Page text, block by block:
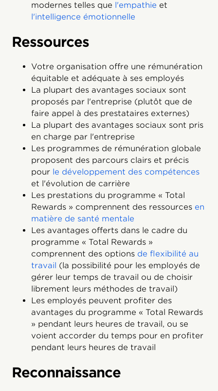
modernes telles que l'empathie et
l'intelligence émotionnelle
Ressources
Votre organisation offre une rémunération
équitable et adéquate à ses employés
La plupart des avantages sociaux sont
proposés par l'entreprise (plutôt que de
faire appel à des prestataires externes)
La plupart des avantages sociaux sont pris
en charge par l'entreprise
Les programmes de rémunération globale
proposent des parcours clairs et précis
pour le développement des compétences
et l'évolution de carrière
Les prestations du programme « Total
Rewards » comprennent des ressources en
matière de santé mentale
Les avantages offerts dans le cadre du
programme « Total Rewards »
comprennent des options de flexibilité au
travail (la possibilité pour les employés de
gérer leur temps de travail ou de choisir
librement leurs méthodes de travail)
Les employés peuvent profiter des
avantages du programme « Total Rewards
» pendant leurs heures de travail, ou se
voient accorder du temps pour en profiter
pendant leurs heures de travail
Reconnaissance